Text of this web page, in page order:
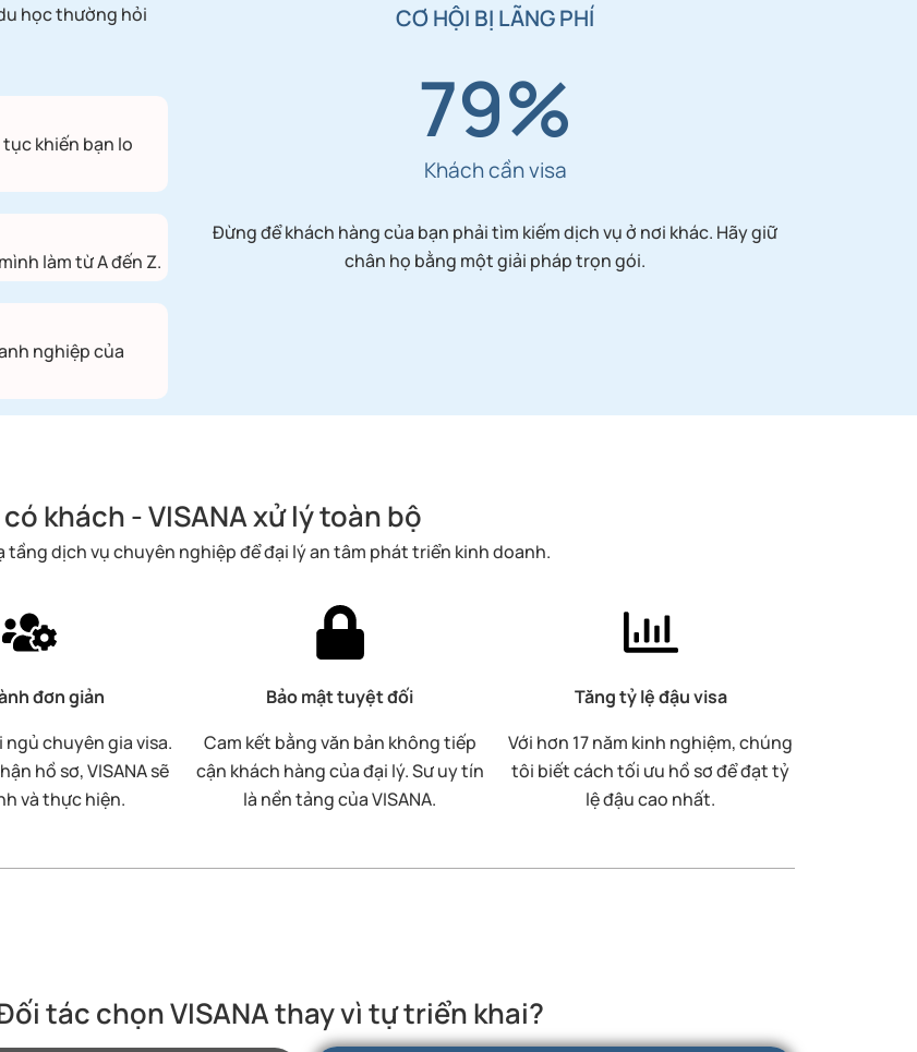
học thường hỏi
khiến bạn lo
làm từ A đến Z.
nghiệp của
CƠ HỘI BỊ LÃNG PHÍ
Khách cần visa
79%
Đừng để khách hàng của bạn phải tìm kiếm dịch vụ ở nơi khác. Hãy giữ
chân họ bằng một giải pháp trọn gói.
khách - VISANA xử lý toàn bộ
dịch vụ chuyên nghiệp để đại lý an tâm phát triển kinh doanh.
đơn giản
ngủ chuyên gia visa.
hồ sơ, VISANA sẽ
và thực hiện.
Bảo mật tuyệt đối
Cam kết bằng văn bản không tiếp
cận khách hàng của đại lý. Sư uy tín
là nền tảng của VISANA.
Tăng tỷ lệ đậu visa
Với hơn 17 năm kinh nghiệm, chúng
tôi biết cách tối ưu hồ sơ để đạt tỷ
lệ đậu cao nhất.
tác chọn VISANA thay vì tự triển khai?